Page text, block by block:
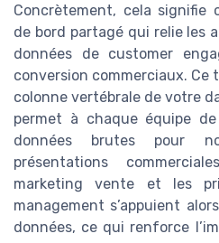
Concrètement, cela signifie
de bord partagé qui relie les
données de customer
conversion commerciaux. Ce
colonne vertébrale de votre
permet à chaque équipe
données brutes pour
présentations
marketing vente et les
management s’appuient
données, ce qui renforce